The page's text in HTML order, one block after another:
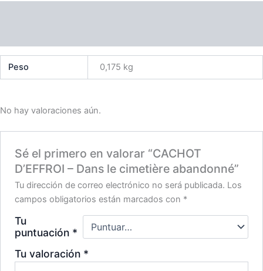
Peso 0,175 kg
No hay valoraciones aún.
Sé el primero en valorar “CACHOT
D’EFFROI – Dans le cimetière abandonné”
Tu dirección de correo electrónico no será publicada. Los
campos obligatorios están marcados con *
Tu
puntuación *
Tu valoración *